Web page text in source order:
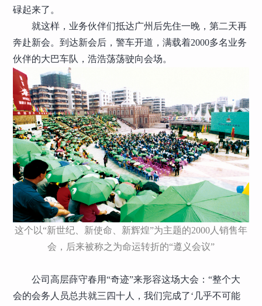
碌起来了。
就这样，业务伙伴们抵达广州后先住一晚，第二天再
奔赴新会。到达新会后，警车开道，满载着2000多名业务
伙伴的大巴车队，浩浩荡荡驶向会场。
这个以“新世纪、新使命、新辉煌”为主题的2000人销售年
会，后来被称之为命运转折的“遵义会议”
公司高层薛守春用“奇迹”来形容这场大会：“整个大
会的会务人员总共就三四十人，我们完成了‘几乎不可能